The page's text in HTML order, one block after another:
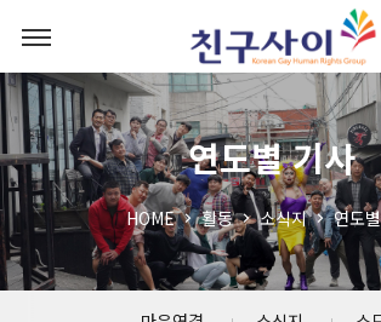
연도별 기사
HOME 활동 소식지 연도